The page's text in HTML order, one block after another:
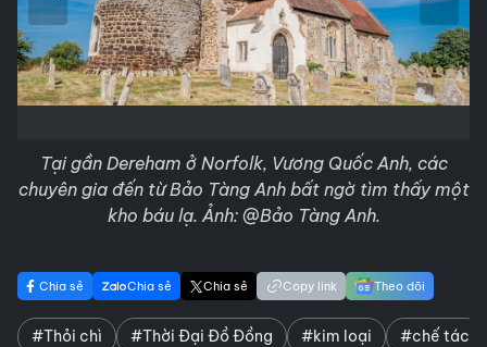
Tại gần Dereham ở Norfolk, Vương Quốc Anh, các
chuyên gia đến từ Bảo Tàng Anh bất ngờ tìm thấy một
kho báu lạ. Ảnh: @Bảo Tàng Anh.
Chia sẻ Chia sẻ Chia sẻ Copy link Theo dõi
#Thỏi chì #Thời Đại Đồ Đồng #kim loại #chế tác